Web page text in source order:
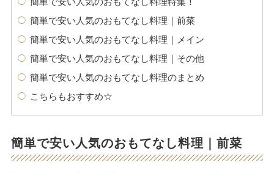
簡単で安い人気のおもてなし料理｜前菜
簡単で安い人気のおもてなし料理｜メイン
簡単で安い人気のおもてなし料理｜その他
簡単で安い人気のおもてなし料理のまとめ
こちらもおすすめ☆
簡単で安い人気のおもてなし料理｜前菜